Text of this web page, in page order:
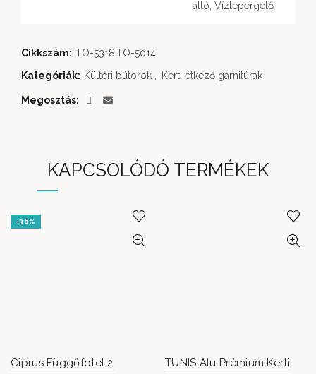
álló, Vízlepergető
Cikkszám: TO-5318,TO-5014
Kategóriák: Kültéri bútorok , Kerti étkező garnitúrák
Megosztás
KAPCSOLÓDÓ TERMÉKEK
-36%
Ciprus Függőfotel 2
TUNIS Alu Prémium Kerti